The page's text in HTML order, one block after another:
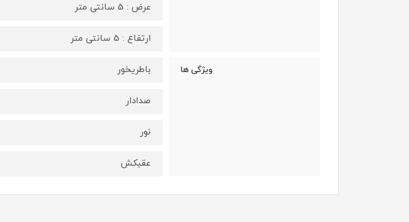
عرض : 5 سانتی متر
ارتفاع : 5 سانتی متر
ویژگی ها باطریخور
صدادار
نور
عقبکش